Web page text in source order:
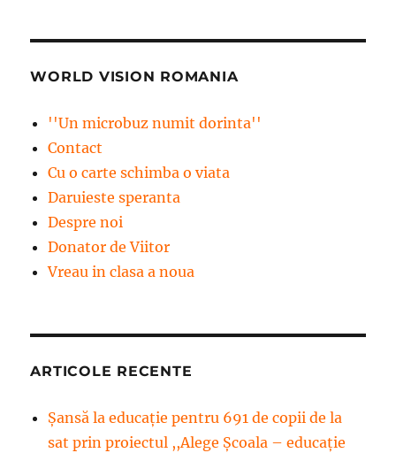
WORLD VISION ROMANIA
''Un microbuz numit dorinta''
Contact
Cu o carte schimba o viata
Daruieste speranta
Despre noi
Donator de Viitor
Vreau in clasa a noua
ARTICOLE RECENTE
Șansă la educație pentru 691 de copii de la
sat prin proiectul ,,Alege Școala – educație